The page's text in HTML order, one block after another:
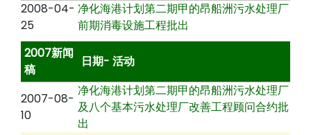
2008-04-
25
净化海港计划第二期甲的昂船洲污水处理厂
前期消毒设施工程批出
2007新闻
稿
日期- 活动
2007-08-
10
净化海港计划第二期甲的昂船洲污水处理厂
及八个基本污水处理厂改善工程顾问合约批
出